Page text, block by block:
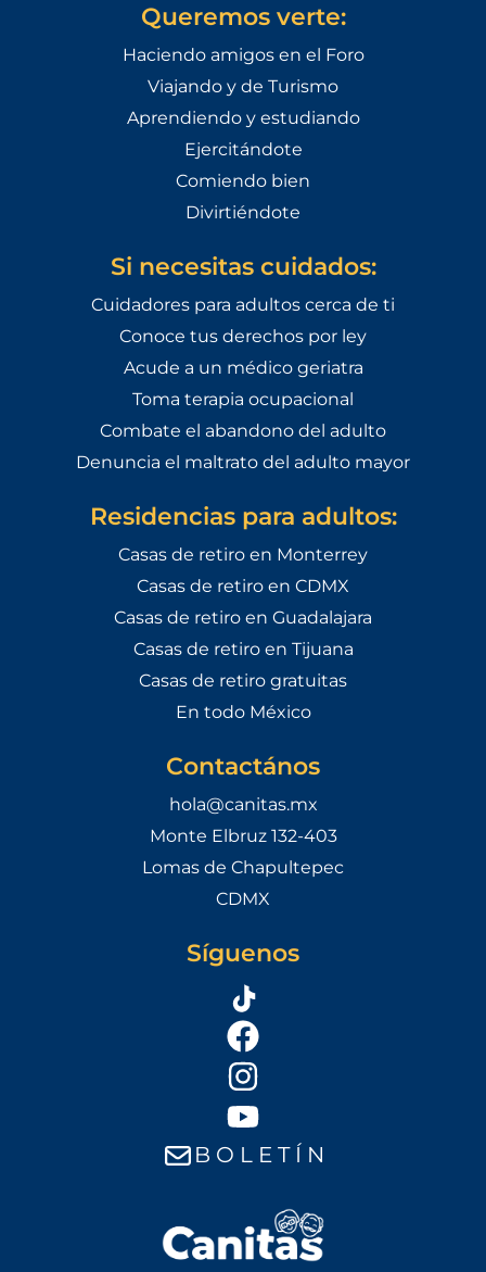
Queremos verte:
Haciendo amigos en el Foro
Viajando y de Turismo
Aprendiendo y estudiando
Ejercitándote
Comiendo bien
Divirtiéndote
Si necesitas cuidados:
Cuidadores para adultos cerca de ti
Conoce tus derechos por ley
Acude a un médico geriatra
Toma terapia ocupacional
Combate el abandono del adulto
Denuncia el maltrato del adulto mayor
Residencias para adultos:
Casas de retiro en Monterrey
Casas de retiro en CDMX
Casas de retiro en Guadalajara
Casas de retiro en Tijuana
Casas de retiro gratuitas
En todo México
Contactános
hola@canitas.mx
Monte Elbruz 132-403
Lomas de Chapultepec
CDMX
Síguenos
B O L E T Í N